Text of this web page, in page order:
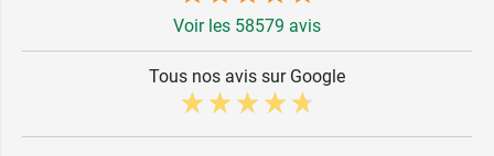
Voir les 58579 avis
Tous nos avis sur Google